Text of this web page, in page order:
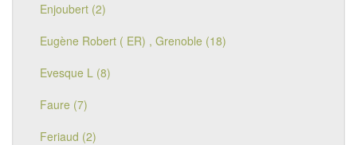
Enjoubert (2)
Eugène Robert ( ER) , Grenoble (18)
Evesque L (8)
Faure (7)
Feriaud (2)